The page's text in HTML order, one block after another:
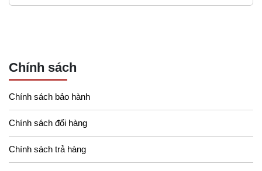
Chính sách
Chính sách bảo hành
Chính sách đổi hàng
Chính sách trả hàng